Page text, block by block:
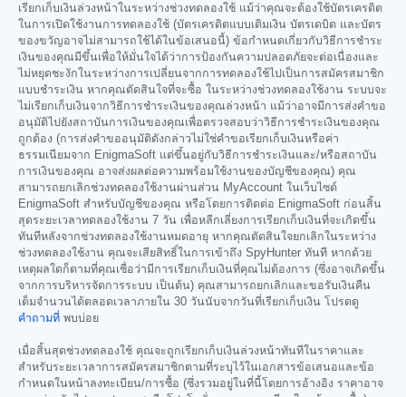
เรียกเก็บเงินล่วงหน้าในระหว่างช่วงทดลองใช้ แม้ว่าคุณจะต้องใช้บัตรเครดิต
ในการเปิดใช้งานการทดลองใช้ (บัตรเครดิตแบบเติมเงิน บัตรเดบิต และบัตร
ของขวัญอาจไม่สามารถใช้ได้ในข้อเสนอนี้) ข้อกำหนดเกี่ยวกับวิธีการชำระ
เงินของคุณมีขึ้นเพื่อให้มั่นใจได้ว่าการป้องกันความปลอดภัยจะต่อเนื่องและ
ไม่หยุดชะงักในระหว่างการเปลี่ยนจากการทดลองใช้ไปเป็นการสมัครสมาชิก
แบบชำระเงิน หากคุณตัดสินใจที่จะซื้อ ในระหว่างช่วงทดลองใช้งาน ระบบจะ
ไม่เรียกเก็บเงินจากวิธีการชำระเงินของคุณล่วงหน้า แม้ว่าอาจมีการส่งคำขอ
อนุมัติไปยังสถาบันการเงินของคุณเพื่อตรวจสอบว่าวิธีการชำระเงินของคุณ
ถูกต้อง (การส่งคำขออนุมัติดังกล่าวไม่ใช่คำขอเรียกเก็บเงินหรือค่า
ธรรมเนียมจาก EnigmaSoft แต่ขึ้นอยู่กับวิธีการชำระเงินและ/หรือสถาบัน
การเงินของคุณ อาจส่งผลต่อความพร้อมใช้งานของบัญชีของคุณ) คุณ
สามารถยกเลิกช่วงทดลองใช้งานผ่านส่วน MyAccount ในเว็บไซต์
EnigmaSoft สำหรับบัญชีของคุณ หรือโดยการติดต่อ EnigmaSoft ก่อนสิ้น
สุดระยะเวลาทดลองใช้งาน 7 วัน เพื่อหลีกเลี่ยงการเรียกเก็บเงินที่จะเกิดขึ้น
ทันทีหลังจากช่วงทดลองใช้งานหมดอายุ หากคุณตัดสินใจยกเลิกในระหว่าง
ช่วงทดลองใช้งาน คุณจะเสียสิทธิ์ในการเข้าถึง SpyHunter ทันที หากด้วย
เหตุผลใดก็ตามที่คุณเชื่อว่ามีการเรียกเก็บเงินที่คุณไม่ต้องการ (ซึ่งอาจเกิดขึ้น
จากการบริหารจัดการระบบ เป็นต้น) คุณสามารถยกเลิกและขอรับเงินคืน
เต็มจำนวนได้ตลอดเวลาภายใน 30 วันนับจากวันที่เรียกเก็บเงิน โปรดดู
คำถามที่ พบบ่อย
เมื่อสิ้นสุดช่วงทดลองใช้ คุณจะถูกเรียกเก็บเงินล่วงหน้าทันทีในราคาและ
สำหรับระยะเวลาการสมัครสมาชิกตามที่ระบุไว้ในเอกสารข้อเสนอและข้อ
กำหนดในหน้าลงทะเบียน/การซื้อ (ซึ่งรวมอยู่ในที่นี้โดยการอ้างอิง ราคาอาจ